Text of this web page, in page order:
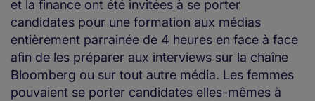
et la finance ont été invitées à se porter
candidates pour une formation aux médias
entièrement parrainée de 4 heures en face à face
afin de les préparer aux interviews sur la chaîne
Bloomberg ou sur tout autre média. Les femmes
pouvaient se porter candidates elles-mêmes à